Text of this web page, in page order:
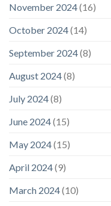
November 2024(16)
October 2024(14)
September 2024(8)
August 2024(8)
July 2024(8)
June 2024(15)
May 2024(15)
April 2024(9)
March 2024(10)